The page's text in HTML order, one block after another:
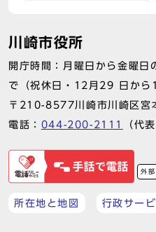
川崎市役所
開庁時間：月曜日から金曜
で（祝休日・12月29 日から
〒210-8577川崎市川崎区宮
電話： 044-200-2111 （代表
外部
所在地と地図 行政サー